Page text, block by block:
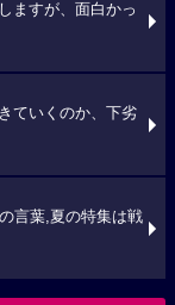
ますが、面白かっ
ていくのか、下劣
言葉,夏の特集は戦